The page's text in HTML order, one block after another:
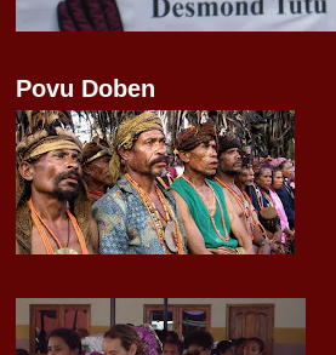
Povu Doben